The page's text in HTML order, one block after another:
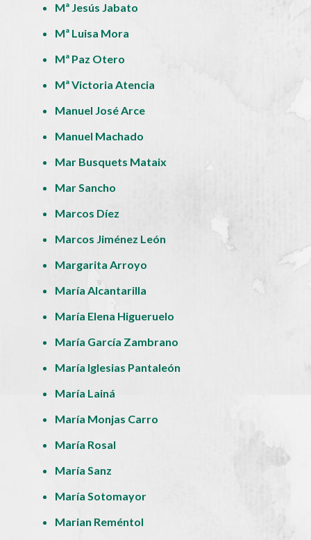
Mª Jesús Jabato
Mª Luisa Mora
Mª Paz Otero
Mª Victoria Atencia
Manuel José Arce
Manuel Machado
Mar Busquets Mataix
Mar Sancho
Marcos Díez
Marcos Jiménez León
Margarita Arroyo
María Alcantarilla
María Elena Higueruelo
María García Zambrano
María Iglesias Pantaleón
María Lainá
María Monjas Carro
María Rosal
María Sanz
María Sotomayor
Marian Reméntol